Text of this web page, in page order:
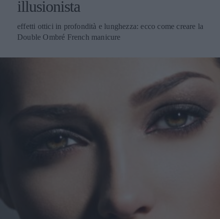
illusionista
effetti ottici in profondità e lunghezza: ecco come creare la
Double Ombré French manicure